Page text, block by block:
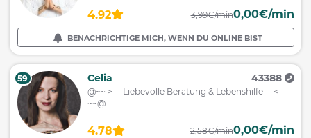
4.92 3,99€/min0,00€/min
BENACHRICHTIGE MICH, WENN DU ONLINE BIST
59 Celia 43388
@~~ >---Liebevolle Beratung & Lebenshilfe---<
~~@
4.78 2,58€/min0,00€/min